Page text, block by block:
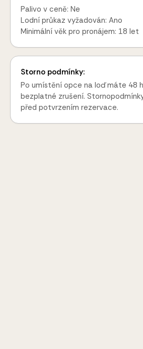
Palivo v ceně: Ne
Lodní průkaz vyžadován: Ano
Minimální věk pro pronájem: 18 let
Storno podmínky:
Po umístění opce na loď máte 48
bezplatné zrušení.
před potvrzením rezervace.